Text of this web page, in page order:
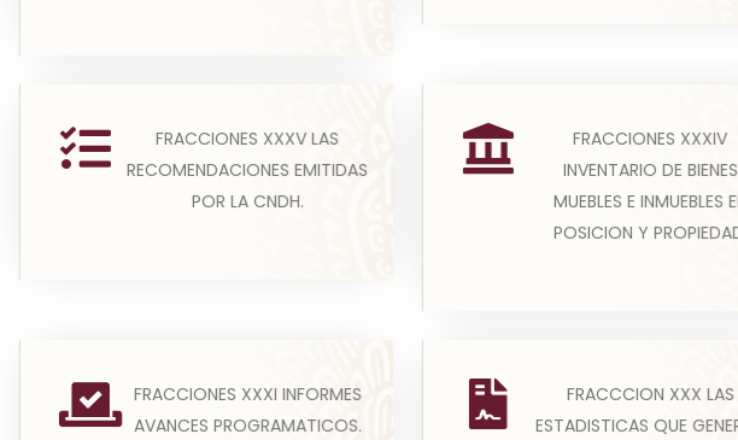
FRACCIONES XXXV LAS
RECOMENDACIONES EMITIDAS
POR LA CNDH.
En cumplimiento de la presente
fracción todos los sujetos
obligados publicarán un lis...
FRACCIONES XXXIV
INVENTARIO DE BIENES
MUEBLES E INMUEBLES
POSICION Y
(A) Todos los sujetos obligados
publicarán el inventario de
muebles e inmueble...
Leer más
FRACCIONES XXXI INFORMES
AVANCES PROGRAMATICOS.
obligados debe publicar y
FRACCCION XXX LAS
ESTADISTICAS QUE
Las estadísticas que generen en
cumplimiento de sus facultades,